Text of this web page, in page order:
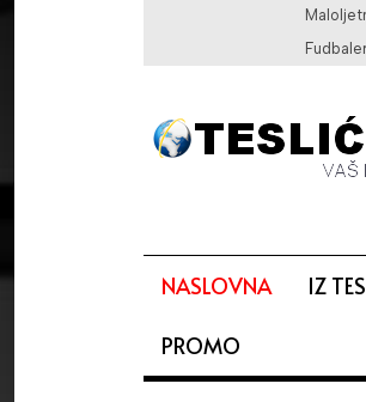
NASLOVNA IZ
PROMO